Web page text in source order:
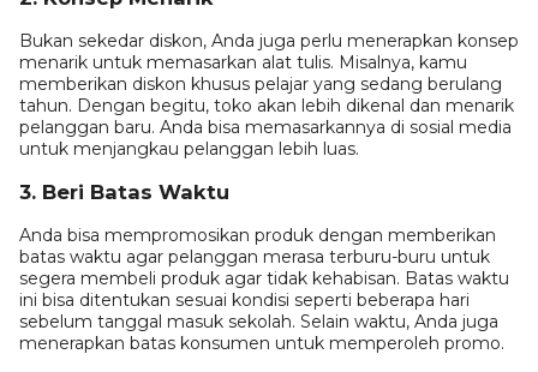
Bukan sekedar diskon, Anda juga perlu menerapkan konsep
menarik untuk memasarkan alat tulis. Misalnya, kamu
memberikan diskon khusus pelajar yang sedang berulang
tahun. Dengan begitu, toko akan lebih dikenal dan menarik
pelanggan baru. Anda bisa memasarkannya di sosial media
untuk menjangkau pelanggan lebih luas.
3. Beri Batas Waktu
Anda bisa mempromosikan produk dengan memberikan
batas waktu agar pelanggan merasa terburu-buru untuk
segera membeli produk agar tidak kehabisan. Batas waktu
ini bisa ditentukan sesuai kondisi seperti beberapa hari
sebelum tanggal masuk sekolah. Selain waktu, Anda juga
menerapkan batas konsumen untuk memperoleh promo.